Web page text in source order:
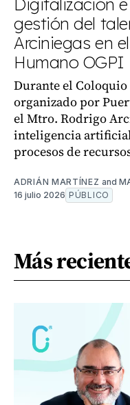
Digitalización
gestión del
Arciniegas en
Humano OGPI
Durante el Coloquio
organizado por
el Mtro. Rodrigo
inteligencia
procesos de
ADRIÁN MARTÍNEZ and
16 julio 2026 PÚBLICO
Más